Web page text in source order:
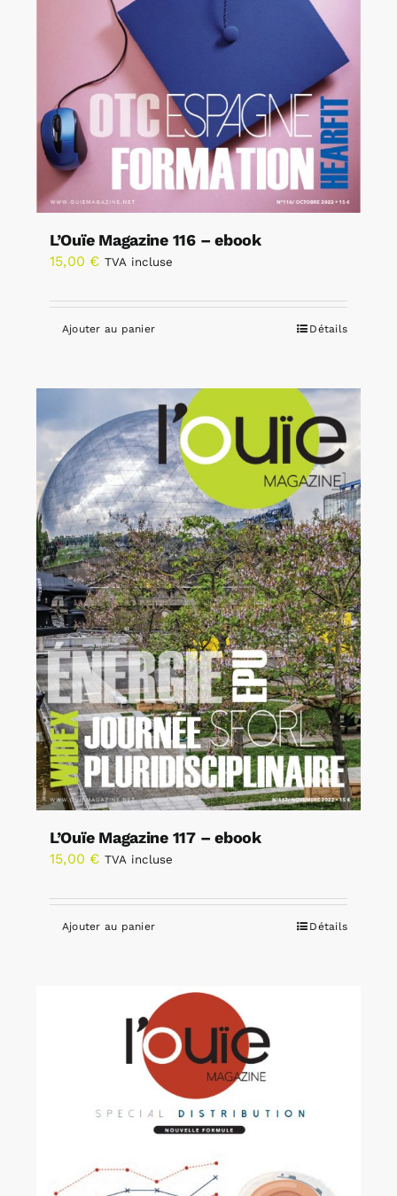
L’Ouïe Magazine 116 – ebook
15,00 € TVA incluse
Ajouter au panier Détails
L’Ouïe Magazine 117 – ebook
15,00 € TVA incluse
Ajouter au panier Détails